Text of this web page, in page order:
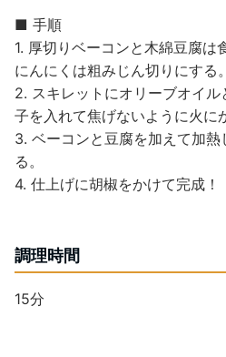
■ 手順
1. 厚切りベーコンと木綿豆腐は
にんにくは粗みじん切りにする。
2. スキレットにオリーブオイ
子を入れて焦げないように火に
3. ベーコンと豆腐を加えて加熱
る。
4. 仕上げに胡椒をかけて完成！
調理時間
15分